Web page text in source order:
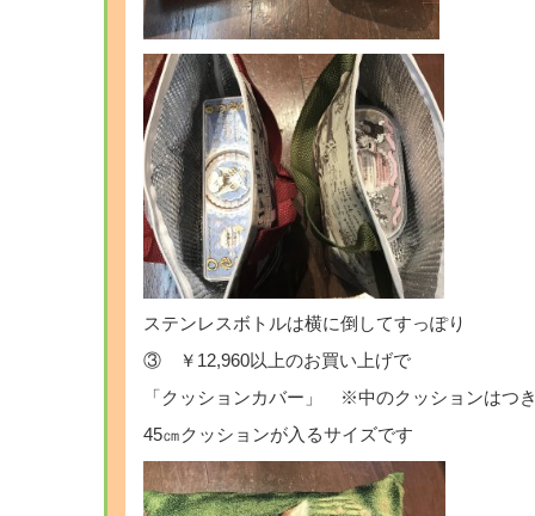
ステンレスボトルは横に倒してすっぽり
③ ￥12,960以上のお買い上げで
「クッションカバー」 ※中のクッションはつ
45㎝クッションが入るサイズです